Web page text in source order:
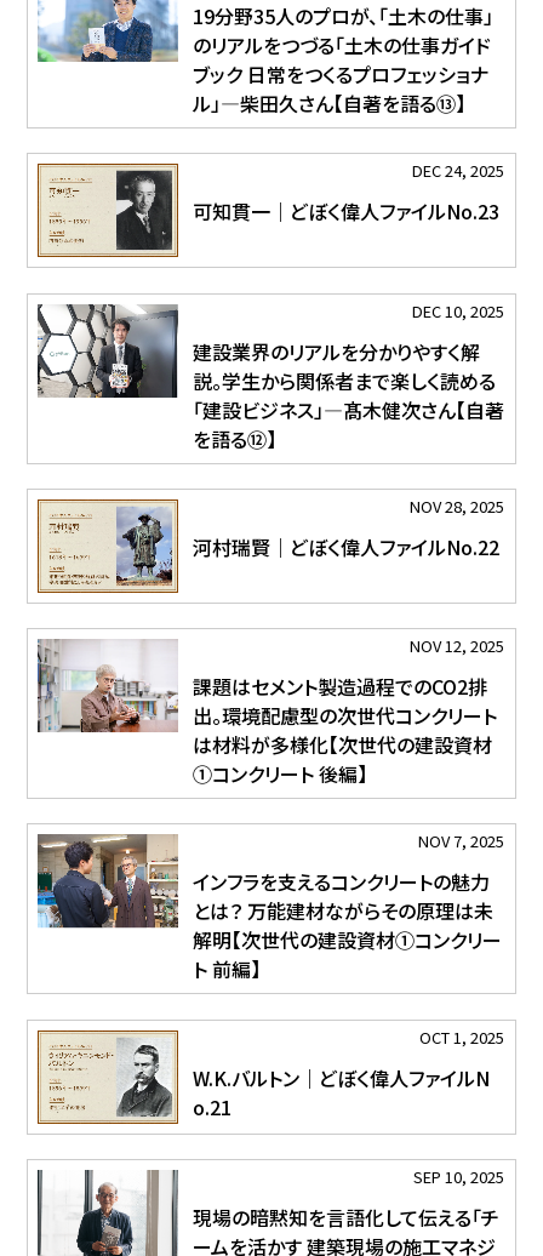
19分野35人のプロが、「土木の仕事」
のリアルをつづる「土木の仕事ガイド
ブック 日常をつくるプロフェッショナ
ル」―柴田久さん【自著を語る⑬】
DEC 24, 2025
可知貫一｜どぼく偉人ファイルNo.23
DEC 10, 2025
建設業界のリアルを分かりやすく解
説。学生から関係者まで楽しく読める
「建設ビジネス」―髙木健次さん【自著
を語る⑫】
NOV 28, 2025
河村瑞賢｜どぼく偉人ファイルNo.22
NOV 12, 2025
課題はセメント製造過程でのCO2排
出。環境配慮型の次世代コンクリート
は材料が多様化【次世代の建設資材
①コンクリート 後編】
NOV 7, 2025
インフラを支えるコンクリートの魅力
とは？ 万能建材ながらその原理は未
解明【次世代の建設資材①コンクリー
ト 前編】
OCT 1, 2025
W.K.バルトン｜どぼく偉人ファイルN
o.21
SEP 10, 2025
現場の暗黙知を言語化して伝える「チ
ームを活かす 建築現場の施工マネジ